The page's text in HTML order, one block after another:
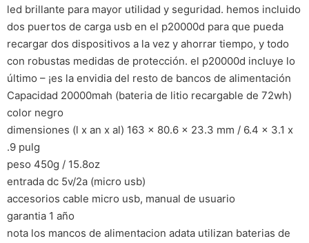
led brillante para mayor utilidad y seguridad. hemos incluido
dos puertos de carga usb en el p20000d para que pueda
recargar dos dispositivos a la vez y ahorrar tiempo, y todo
con robustas medidas de protección. el p20000d incluye lo
último – ¡es la envidia del resto de bancos de alimentación
Capacidad 20000mah (bateria de litio recargable de 72wh)
color negro
dimensiones (l x an x al) 163 x 80.6 x 23.3 mm / 6.4 x 3.1 x
.9 pulg
peso 450g / 15.8oz
entrada dc 5v/2a (micro usb)
accesorios cable micro usb, manual de usuario
garantia 1 año
nota los mancos de alimentacion adata utilizan baterias de